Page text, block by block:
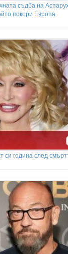
съдба на
покори Европа
си година след